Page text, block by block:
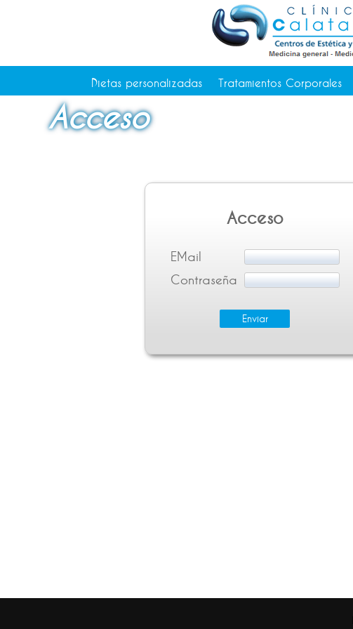
Dietas personalizadas Tratamientos Corporales
Consejos de salud
Acceso
Acceso
EMail
Contraseña